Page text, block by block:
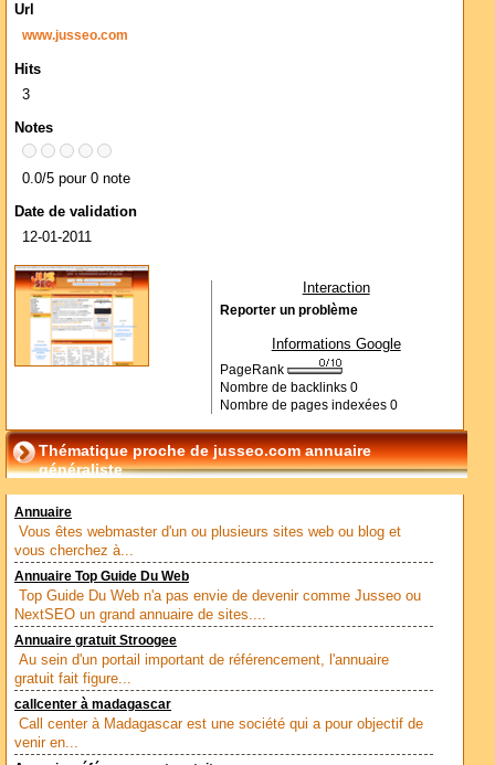
Url
www.jusseo.com
Hits
3
Notes
0.0/5 pour 0 note
Date de validation
12-01-2011
Interaction
Reporter un problème
Informations Google
PageRank
Nombre de backlinks 0
Nombre de pages indexées 0
Thématique proche de jusseo.com annuaire
généraliste
Annuaire
Vous êtes webmaster d'un ou plusieurs sites web ou blog et
vous cherchez à...
Annuaire Top Guide Du Web
Top Guide Du Web n'a pas envie de devenir comme Jusseo ou
NextSEO un grand annuaire de sites....
Annuaire gratuit Stroogee
Au sein d'un portail important de référencement, l'annuaire
gratuit fait figure...
callcenter à madagascar
Call center à Madagascar est une société qui a pour objectif de
venir en...